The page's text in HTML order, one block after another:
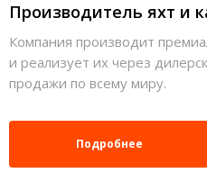
Подробнее
Компания производит
и реализует их через
продажи по всему миру.
Производитель яхт и